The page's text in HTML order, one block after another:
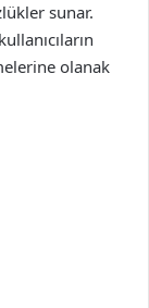
sunar.
olanak